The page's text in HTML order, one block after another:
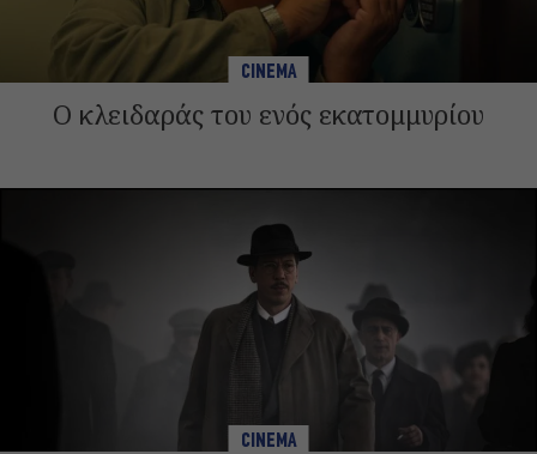
CINEMA
Ο κλειδαράς του ενός εκατομμυρίου
CINEMA